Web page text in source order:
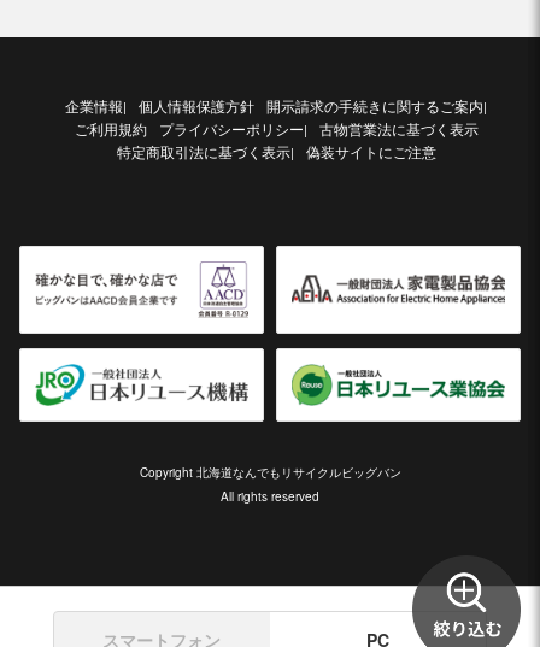
企業情報| 個人情報保護方針 開示請求の手続きに関するご案内|
ご利用規約 プライバシーポリシー|
古物営業法に基づく表示
特定商取引法に基づく表示| 偽装サイトにご注意
Copyright 北海道なんでもリサイクルビッグバン
All rights reserved
スマートフォン PC